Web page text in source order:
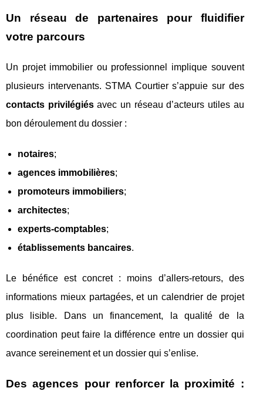
Un réseau de partenaires pour fluidifier
votre parcours
Un projet immobilier ou professionnel implique souvent
plusieurs intervenants. STMA Courtier s’appuie sur des
contacts privilégiésavec un réseau d’acteurs utiles au
bon déroulement du dossier :
notaires;
agences immobilières;
promoteurs immobiliers;
architectes;
experts‑comptables;
établissements bancaires.
Le bénéfice est concret : moins d’allers-retours, des
informations mieux partagées, et un calendrier de projet
plus lisible. Dans un financement, la qualité de la
coordination peut faire la différence entre un dossier qui
avance sereinement et un dossier qui s’enlise.
Des agences pour renforcer la proximité :